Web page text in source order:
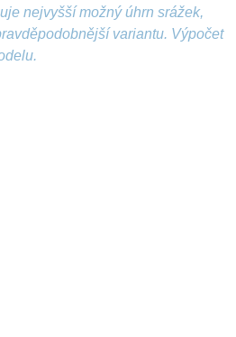
nejvyšší možný úhrn srážek,
variantu. Výpočet